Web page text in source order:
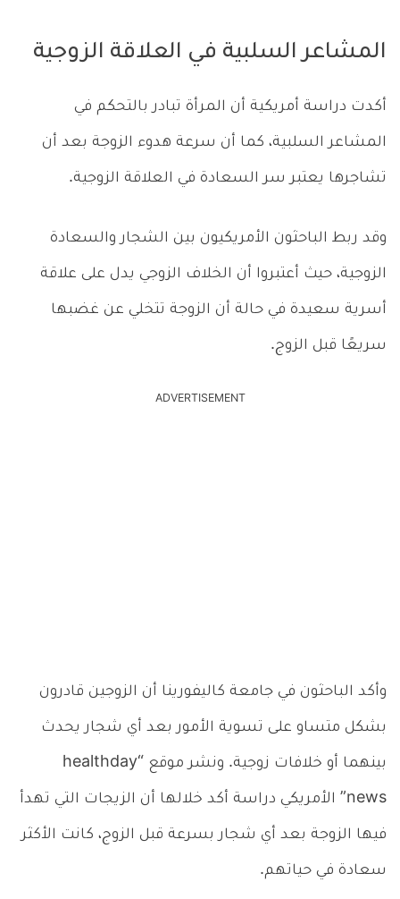
المشاعر السلبية في العلاقة الزوجية
أكدت دراسة أمريكية أن المرأة تبادر بالتحكم في
المشاعر السلبية، كما أن سرعة هدوء الزوجة بعد أن
تشاجرها يعتبر سر السعادة في العلاقة الزوجية.
وقد ربط الباحثون الأمريكيون بين الشجار والسعادة
الزوجية، حيث أعتبروا أن الخلاف الزوجي يدل على علاقة
أسرية سعيدة في حالة أن الزوجة تتخلي عن غضبها
سريعًا قبل الزوج.
ADVERTISEMENT
وأكد الباحثون في جامعة كاليفورينا أن الزوجين قادرون
بشكل متساو على تسوية الأمور بعد أي شجار يحدث
بينهما أو خلافات زوجية. ونشر موقع “healthday
news” الأمريكي دراسة أكد خلالها أن الزيجات التي تهدأ
فيها الزوجة بعد أي شجار بسرعة قبل الزوج، كانت الأكثر
سعادة في حياتهم.